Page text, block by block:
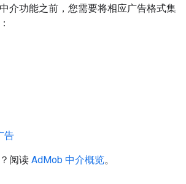
介功能之前，您需要将相应广告格式集
告
阅读 AdMob 中介概览。